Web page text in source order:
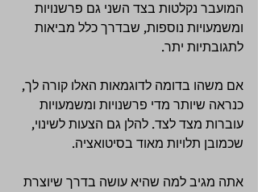
המועבר נקלטות בצד השני גם פרשנויות
ומשמעויות נוספות, שבדרך כלל מביאות
לתגובתיות יתר.
אם משהו בדומה לדוגמאות האלו קורה לך,
כנראה שיותר מדי פרשנויות ומשמעויות
עוברות מצד לצד. להלן גם הצעות לשינוי,
שכמובן תלויות מאוד בסיטואציה.
אתה מגיב למה שהיא עושה בדרך שיוצרת